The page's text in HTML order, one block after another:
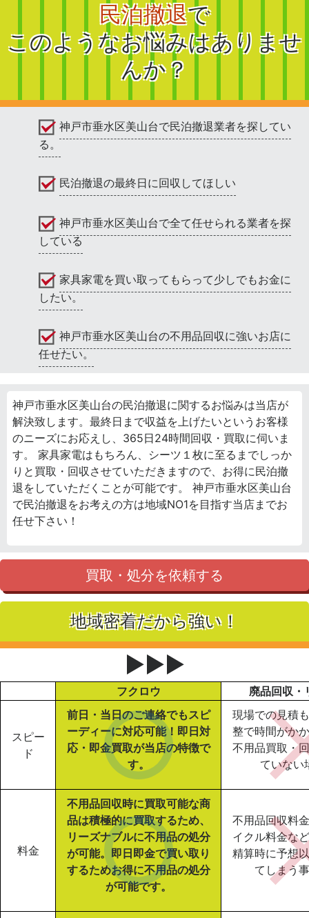
民泊撤退で
このようなお悩みはありませ
んか？
神戸市垂水区美山台で民泊撤退業者を探してい
る。
民泊撤退の最終日に回収してほしい
神戸市垂水区美山台で全て任せられる業者を探
している
家具家電を買い取ってもらって少しでもお金に
したい。
神戸市垂水区美山台の不用品回収に強いお店に
任せたい。
神戸市垂水区美山台の民泊撤退に関するお悩みは当店が
解決致します。最終日まで収益を上げたいというお客様
のニーズにお応えし、365日24時間回収・買取に伺いま
す。 家具家電はもちろん、シーツ１枚に至るまでしっか
りと買取・回収させていただきますので、お得に民泊撤
退をしていただくことが可能です。 神戸市垂水区美山台
で民泊撤退をお考えの方は地域NO1を目指す当店までお
任せ下さい！
買取・処分を依頼する
地域密着だから強い！
▶▶▶
フクロウ 廃品回収・
スピー
ド
前日・当日のご連絡でもスピ
ーディーに対応可能！即日対
応・即金買取が当店の特徴で
す。
現場での見積
整で時間がか
不用品買取・
ていない
料金
不用品回収時に買取可能な商
品は積極的に買取するため、
リーズナブルに不用品の処分
が可能。即日即金で買い取り
するためお得に不用品の処分
が可能です。
不用品回収料
イクル料金な
精算時に予想
てしまう